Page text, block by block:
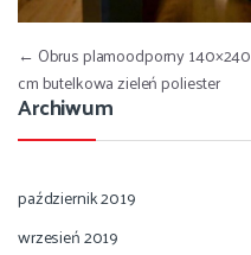
Nawigacja wpisu
← Obrus plamoodporny 140×240
cm butelkowa zieleń poliester
Archiwum
październik 2019
wrzesień 2019